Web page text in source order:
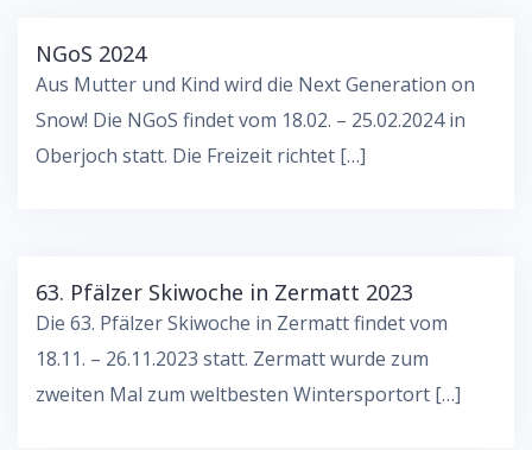
NGoS 2024
Aus Mutter und Kind wird die Next Generation on
Snow! Die NGoS findet vom 18.02. – 25.02.2024 in
Oberjoch statt. Die Freizeit richtet […]
63. Pfälzer Skiwoche in Zermatt 2023
Die 63. Pfälzer Skiwoche in Zermatt findet vom
18.11. – 26.11.2023 statt. Zermatt wurde zum
zweiten Mal zum weltbesten Wintersportort […]